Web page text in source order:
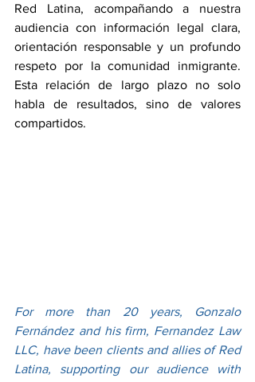
Red Latina, acompañando a nuestra
audiencia con información legal clara,
orientación responsable y un profundo
respeto por la comunidad inmigrante.
Esta relación de largo plazo no solo
habla de resultados, sino de valores
compartidos.
For more than 20 years, Gonzalo
Fernández and his firm, Fernandez Law
LLC, have been clients and allies of Red
Latina, supporting our audience with